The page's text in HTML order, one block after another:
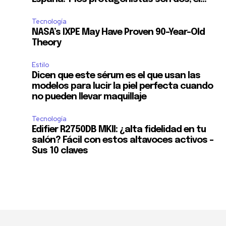
Tecnología
NASA’s IXPE May Have Proven 90-Year-Old
Theory
Estilo
Dicen que este sérum es el que usan las
modelos para lucir la piel perfecta cuando
no pueden llevar maquillaje
Tecnología
Edifier R2750DB MKII: ¿alta fidelidad en tu
salón? Fácil con estos altavoces activos –
Sus 10 claves